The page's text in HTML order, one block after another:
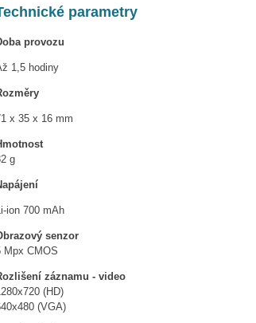
parametry
provozu
1,5 hodiny
x 35 x 16 mm
g
ion 700 mAh
senzor
Mpx CMOS
záznamu - video
(HD)
(VGA)